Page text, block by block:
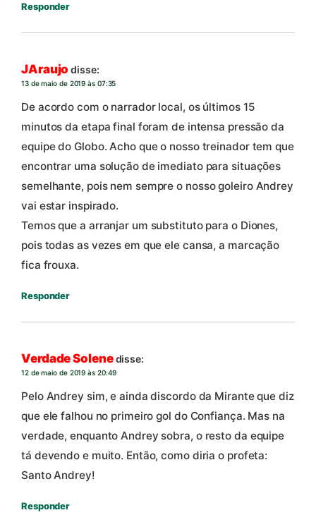
Responder
JAraujo disse:
13 de maio de 2019 às 07:35
De acordo com o narrador local, os últimos 15
minutos da etapa final foram de intensa pressão da
equipe do Globo. Acho que o nosso treinador tem que
encontrar uma solução de imediato para situações
semelhante, pois nem sempre o nosso goleiro Andrey
vai estar inspirado.
Temos que a arranjar um substituto para o Diones,
pois todas as vezes em que ele cansa, a marcação
fica frouxa.
Responder
Verdade Solenedisse:
12 de maio de 2019 às 20:49
Pelo Andrey sim, e ainda discordo da Mirante que diz
que ele falhou no primeiro gol do Confiança. Mas na
verdade, enquanto Andrey sobra, o resto da equipe
tá devendo e muito. Então, como diria o profeta:
Santo Andrey!
Responder